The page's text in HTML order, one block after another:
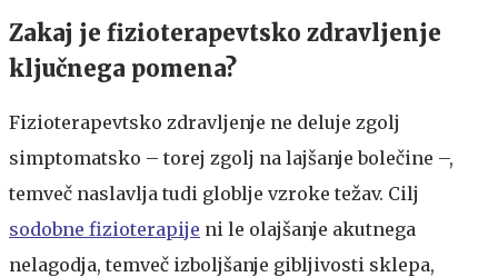
Zakaj je fizioterapevtsko zdravljenje
ključnega pomena?
Fizioterapevtsko zdravljenje ne deluje zgolj
simptomatsko – torej zgolj na lajšanje bolečine –,
temveč naslavlja tudi globlje vzroke težav. Cilj
sodobne fizioterapije ni le olajšanje akutnega
nelagodja, temveč izboljšanje gibljivosti sklepa,